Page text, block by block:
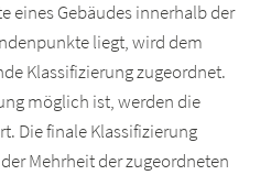
eines Gebäudes innerhalb der
liegt, wird dem
Klassifizierung zugeordnet.
möglich ist, werden die
Die finale Klassifizierung
Mehrheit der zugeordneten